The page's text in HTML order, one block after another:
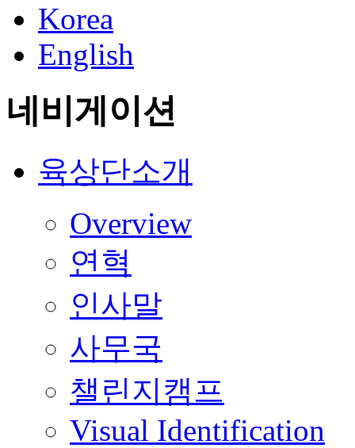
Korea
English
네비게이션
육상단소개
Overview
연혁
인사말
사무국
챌린지캠프
Visual Identification